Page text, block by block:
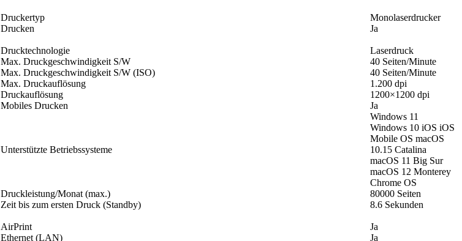
Druckertyp
Monolaserdrucker
Drucken
Ja
Drucktechnologie
Laserdruck
Max. Druckgeschwindigkeit S/W
40 Seiten/Minute
Max. Druckgeschwindigkeit S/W (ISO)
40 Seiten/Minute
Max. Druckauflösung
1.200 dpi
Druckauflösung
1200×1200 dpi
Mobiles Drucken
Ja
Unterstützte Betriebssysteme
Windows 11
Windows 10 iOS iOS
Mobile OS macOS
10.15 Catalina
macOS 11 Big Sur
macOS 12 Monterey
Chrome OS
Druckleistung/Monat (max.)
80000 Seiten
Zeit bis zum ersten Druck (Standby)
8.6 Sekunden
AirPrint
Ja
Ethernet (LAN)
Ja